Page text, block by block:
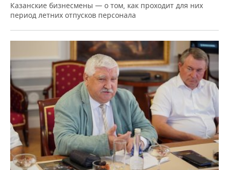
Казанские бизнесмены — о том, как проходит для них
период летних отпусков персонала